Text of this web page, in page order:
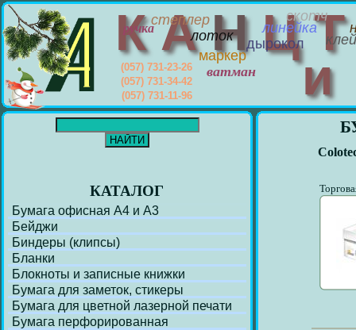
КАНЦ
(057) 731-23-26
(057) 731-34-42
(057) 731-11-96
маркер
ручка
ватман
дырокол
скотч
клей
линейка
лоток
степлер
КАТАЛОГ
Бумага офисная А4 и А3
Бейджи
Биндеры (клипсы)
Бланки
Блокноты и записные книжки
Бумага для заметок, стикеры
Бумага для цветной лазерной печати
Бумага перфорирoванная